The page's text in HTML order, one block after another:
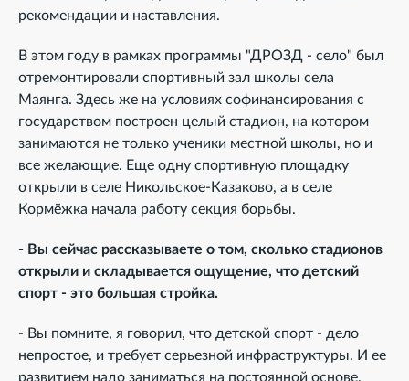
рекомендации и наставления.
В этом году в рамках программы "ДРОЗД - село" был
отремонтировали спортивный зал школы села
Маянга. Здесь же на условиях софинансирования с
государством построен целый стадион, на котором
занимаются не только ученики местной школы, но и
все желающие. Еще одну спортивную площадку
открыли в селе Никольское-Казаково, а в селе
Кормёжка начала работу секция борьбы.
- Вы сейчас рассказываете о том, сколько стадионов
открыли и складывается ощущение, что детский
спорт - это большая стройка.
- Вы помните, я говорил, что детской спорт - дело
непростое, и требует серьезной инфраструктуры. И ее
развитием надо заниматься на постоянной основе.